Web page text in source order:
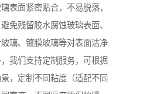
表面紧密贴合，不易脱落，
免残留胶水腐蚀玻璃表面、
璃、镀膜玻璃等对表面洁净
我们支持定制服务，可根据
，定制不同粘度（适配不同